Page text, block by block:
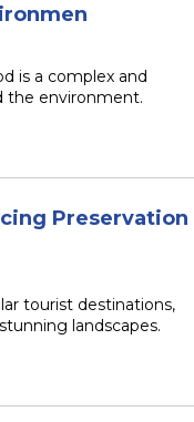
is a complex and
the environment.
Preservation
tourist destinations,
landscapes.